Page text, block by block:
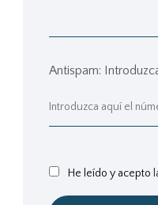
Antispam:
He leído y acepto